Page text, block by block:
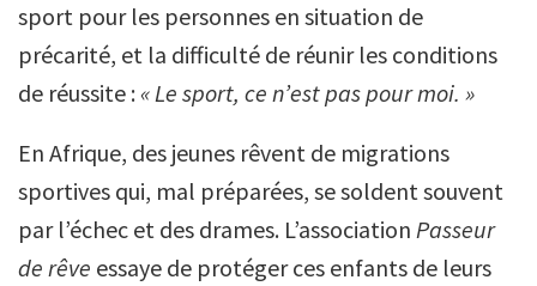
sport pour les personnes en situation de
précarité, et la difficulté de réunir les conditions
de réussite : « Le sport, ce n’est pas pour moi. »
En Afrique, des jeunes rêvent de migrations
sportives qui, mal préparées, se soldent souvent
par l’échec et des drames. L’association Passeur
de rêve essaye de protéger ces enfants de leurs